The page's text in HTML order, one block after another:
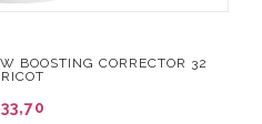
BOOSTING CORRECTOR 32